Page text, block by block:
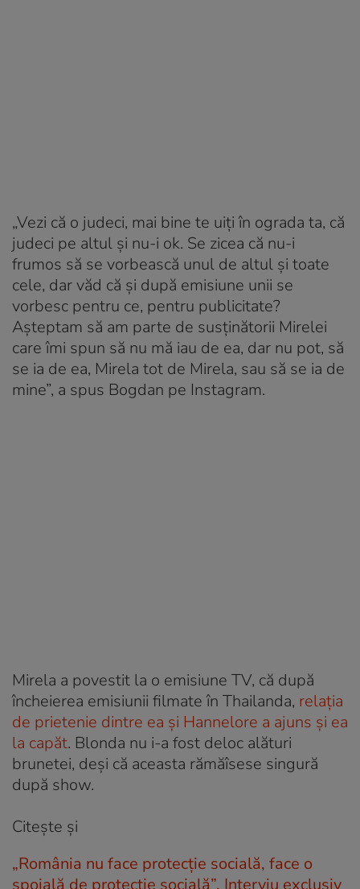
„Vezi că o judeci, mai bine te uiţi în ograda ta, că
judeci pe altul şi nu-i ok. Se zicea că nu-i
frumos să se vorbească unul de altul şi toate
cele, dar văd că şi după emisiune unii se
vorbesc pentru ce, pentru publicitate?
Aşteptam să am parte de susţinătorii Mirelei
care îmi spun să nu mă iau de ea, dar nu pot, să
se ia de ea, Mirela tot de Mirela, sau să se ia de
mine”, a spus Bogdan pe Instagram.
Mirela a povestit la o emisiune TV, că după
încheierea emisiunii filmate în Thailanda, relația
de prietenie dintre ea și Hannelore a ajuns și ea
la capăt. Blonda nu i-a fost deloc alături
brunetei, deși că aceasta rămăîsese singură
după show.
Citește și
„România nu face protecție socială, face o
spoială de protecție socială”. Interviu exclusiv